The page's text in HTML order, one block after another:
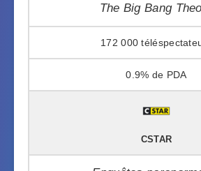
The Big Bang
172 000
0.9%
CSTAR